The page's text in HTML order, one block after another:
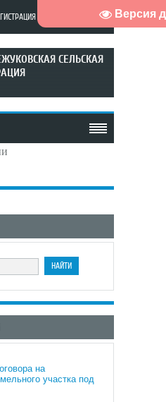
Версия
СЕЛЬСКАЯ
на
участка под